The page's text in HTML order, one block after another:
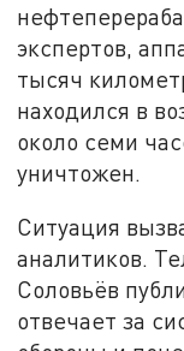
экспертов,
тысяч
находился в
около семи
уничтожен.
Ситуация
аналитиков.
Соловьёв
отвечает за